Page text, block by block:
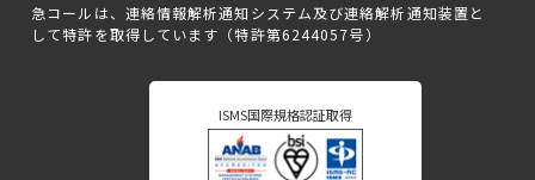
急コールは、連絡情報解析通知システム及び連絡解析通知装置と
して特許を取得しています（特許第6244057号）
ISMS国際規格認証取得